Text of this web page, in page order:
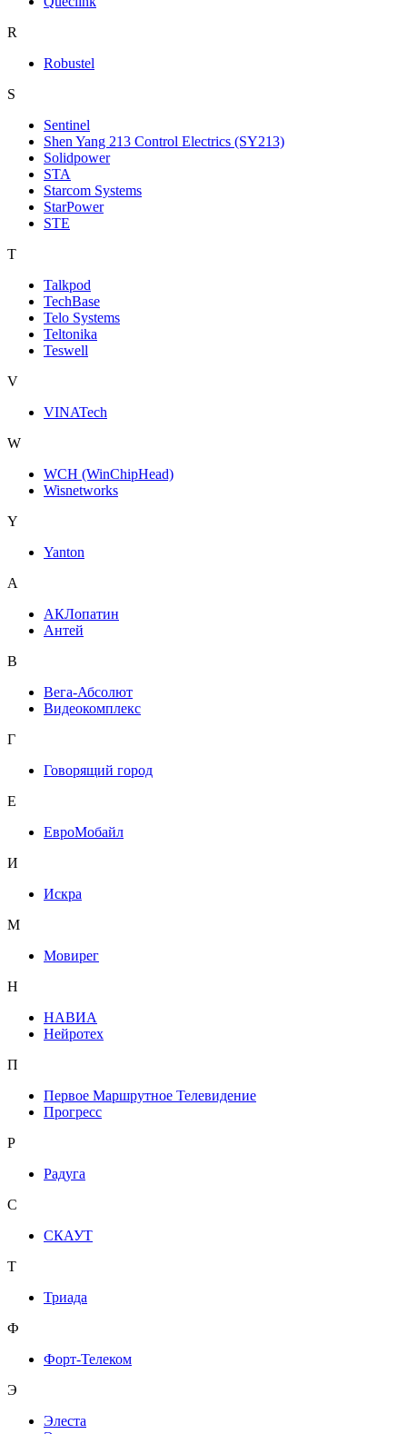
R
Robustel
S
Sentinel
Shen Yang 213 Control Electrics (SY213)
Solidpower
STA
Starcom Systems
StarPower
STE
T
Talkpod
TechBase
Telo Systems
Teltonika
Teswell
V
VINATech
W
WCH (WinChipHead)
Wisnetworks
Y
Yanton
А
АКЛопатин
Антей
В
Вега-Абсолют
Видеокомплекс
Г
Говорящий город
Е
ЕвроМобайл
И
Искра
М
Мовирег
Н
НАВИА
Нейротех
П
Первое Маршрутное Телевидение
Прогресс
Р
Радуга
С
СКАУТ
Т
Триада
Ф
Форт-Телеком
Э
Элеста